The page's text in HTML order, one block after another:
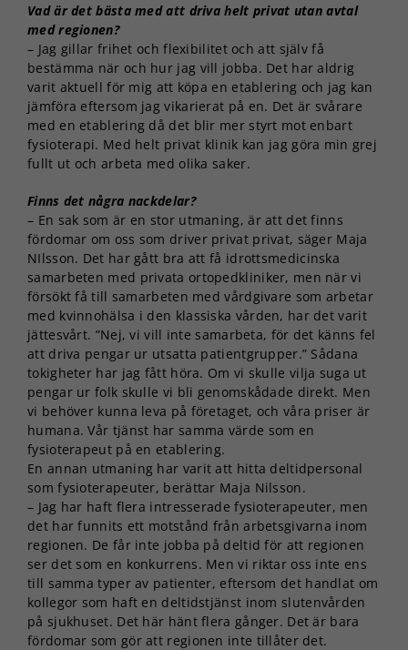
Vad är det bästa med att driva helt privat utan avtal
med regionen?
– Jag gillar frihet och flexibilitet och att själv få
bestämma när och hur jag vill jobba. Det har aldrig
varit aktuell för mig att köpa en etablering och jag kan
jämföra eftersom jag vikarierat på en. Det är svårare
med en etablering då det blir mer styrt mot enbart
fysioterapi. Med helt privat klinik kan jag göra min grej
fullt ut och arbeta med olika saker.
Finns det några nackdelar?
– En sak som är en stor utmaning, är att det finns
fördomar om oss som driver privat privat, säger Maja
NIlsson. Det har gått bra att få idrottsmedicinska
samarbeten med privata ortopedkliniker, men när vi
försökt få till samarbeten med vårdgivare som arbetar
med kvinnohälsa i den klassiska vården, har det varit
jättesvårt. ”Nej, vi vill inte samarbeta, för det känns fel
att driva pengar ur utsatta patientgrupper.” Sådana
tokigheter har jag fått höra. Om vi skulle vilja suga ut
pengar ur folk skulle vi bli genomskådade direkt. Men
vi behöver kunna leva på företaget, och våra priser är
humana. Vår tjänst har samma värde som en
fysioterapeut på en etablering.
En annan utmaning har varit att hitta deltidpersonal
som fysioterapeuter, berättar Maja Nilsson.
– Jag har haft flera intresserade fysioterapeuter, men
det har funnits ett motstånd från arbetsgivarna inom
regionen. De får inte jobba på deltid för att regionen
ser det som en konkurrens. Men vi riktar oss inte ens
till samma typer av patienter, eftersom det handlat om
kollegor som haft en deltidstjänst inom slutenvården
på sjukhuset. Det här hänt flera gånger. Det är bara
fördomar som gör att regionen inte tillåter det.